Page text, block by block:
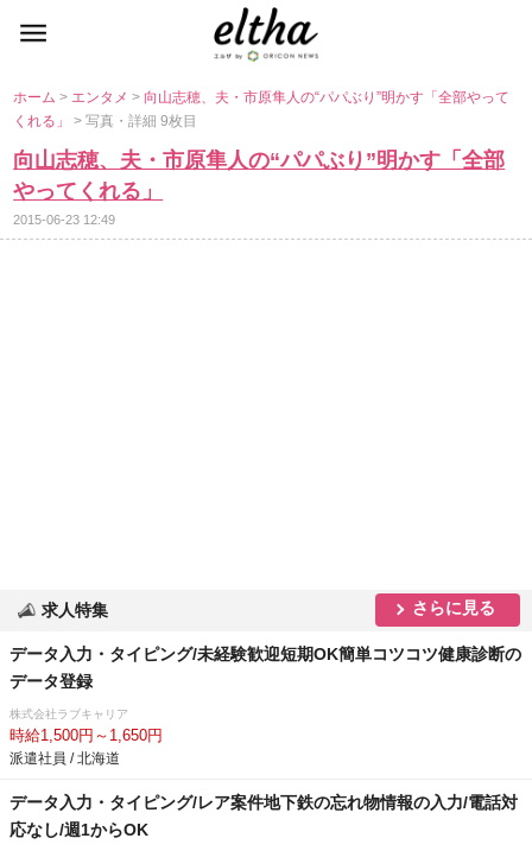
ホーム> エンタメ>向山志穂、夫・市原隼人の“パパぶり”明かす「全部やって
くれる」> 写真・詳細 9枚目
向山志穂、夫・市原隼人の“パパぶり”明かす「全部
ってくれる」
2015-06-23 12:49
求人特集 さらに見る
データ入力・タイピング/未経験歓迎短期OK簡単コツコツ健康診断の
データ登録
株式会社ラブキャリア
時給1,500円～1,650円
派遣社員 / 北海道
データ入力・タイピング/レア案件地下鉄の忘れ物情報の入力/電話対
応なし/週1からOK